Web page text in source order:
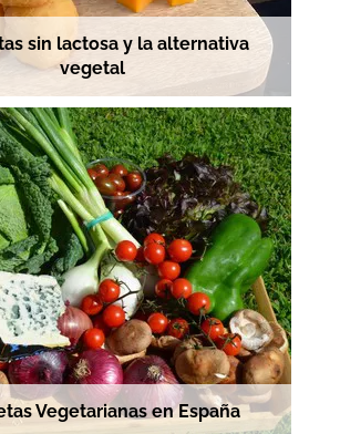
sin lactosa y la alternativa
vegetal
Vegetarianas en España